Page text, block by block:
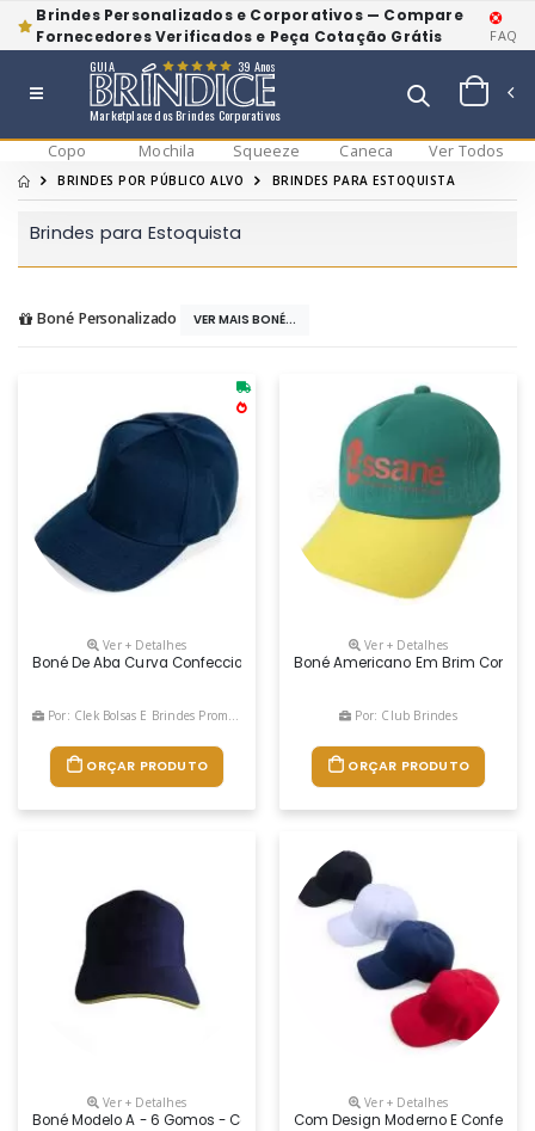
Brindes Personalizados e Corporativos — Compare
Fornecedores Verificados e Peça Cotação Grátis
FAQ
Marketplace dos Brindes Corporativos
GUIA 39 Anos
Copo Mochila Squeeze Caneca Ver Todos
BRINDES POR PÚBLICO ALVO BRINDES PARA ESTOQUISTA
Brindes para Estoquista
Boné Personalizado VER MAIS BONÉ...
Ver + Detalhes
Boné De Aba Curva Confeccionado Em Poliéster Com Fecho Ajustável
Por: Clek Bolsas E Brindes Promocionais
ORÇAR PRODUTO
Ver + Detalhes
Boné Americano Em Brim Com
Por: Club Brindes
ORÇAR PRODUTO
Ver + Detalhes
Boné Modelo A - 6 Gomos - Confeccionado Em Tecido Brim - Aba
Ver + Detalhes
Com Design Moderno E